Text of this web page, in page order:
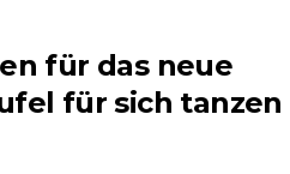
für das neue
für sich tanzen